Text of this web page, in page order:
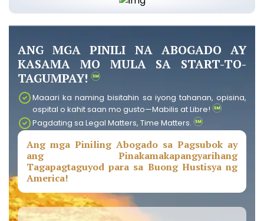
ANG MGA PINILI NA ABOGADO AY
KASAMA MO MULA SA START-TO-
TAGUMPAY!
Maaari ka naming bisitahin sa iyong tahanan, opisina,
ospital o kahit saan mo gusto—Mabilis at Libre!
Pagdating sa Legal Matters, Time Matters.
Ang mga Piniling Abogado sa Pagsubok ay
ang Pinakamakapangyarihang
Tagapagtaguyod para sa Buong Hustisya ng
America!